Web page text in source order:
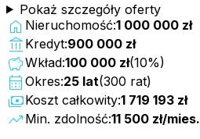
Pokaż szczegóły oferty
home Nieruchomość:1 000 000 zł
account_balance Kredyt:900 000 zł
savingsWkład:100 000 zł(10%)
calendar_month Okres:25 lat(300 rat)
paymentsKoszt całkowity:1 719 193 zł
trending_up Min. zdolność:11 500 zł/mies.